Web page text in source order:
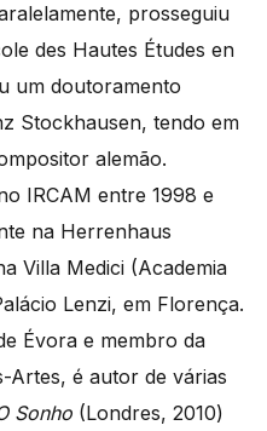
prosseguiu
des Hautes Études en
um doutoramento
Stockhausen, tendo em
alemão.
IRCAM entre 1998 e
na Herrenhaus
Villa Medici (Academia
Lenzi, em Florença.
Évora e membro da
Artes, é autor de várias
Sonho (Londres, 2010)